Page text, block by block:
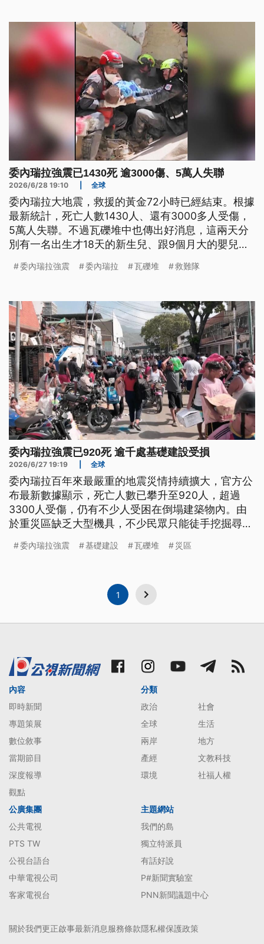
委內瑞拉強震已1430死 逾3000傷、5萬人失聯
2026/6/28 19:10 全球
委內瑞拉大地震，救援的黃金72小時已經結束。根據
最新統計，死亡人數1430人、還有3000多人受傷，
5萬人失聯。不過瓦礫堆中也傳出好消息，這兩天分
別有一名出生才18天的新生兒、跟9個月大的嬰兒被
委內瑞拉強震 委內瑞拉 瓦礫堆 救難隊
委內瑞拉強震已920死 逾千處基礎建設受損
2026/6/27 19:19 全球
委內瑞拉百年來最嚴重的地震災情持續擴大，官方公
布最新數據顯示，死亡人數已攀升至920人，超過
3300人受傷，仍有不少人受困在倒塌建築物內。由
於重災區缺乏大型機具，不少民眾只能徒手挖掘尋找
速投入救援，希望搶救更多生還者。
委內瑞拉強震 基礎建設 瓦礫堆 災區
1
內容
即時新聞
專題策展
數位敘事
當期節目
深度報導
觀點
分類
政治
社會
全球
生活
兩岸
地方
產經
文教科技
環境
社福人權
公廣集團
公共電視
PTS TW
公視台語台
中華電視公司
客家電視台
主題網站
我們的島
獨立特派員
有話好說
P#新聞實驗室
PNN新聞議題中心
關於我們更正啟事最新消息服務條款隱私權保護政策